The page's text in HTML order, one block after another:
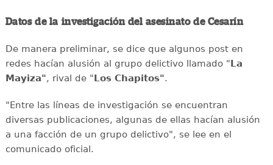
Datos de la investigación del asesinato de Cesarín
De manera preliminar, se dice que algunos post en
redes hacían alusión al grupo delictivo llamado "La
Mayiza", rival de "Los Chapitos".
"Entre las líneas de investigación se encuentran
diversas publicaciones, algunas de ellas hacían alusión
a una facción de un grupo delictivo", se lee en el
comunicado oficial.